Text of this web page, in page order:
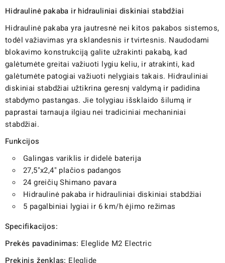
Hidraulinė pakaba ir hidrauliniai diskiniai stabdžiai
Hidraulinė pakaba yra jautresnė nei kitos pakabos sistemos,
todėl važiavimas yra sklandesnis ir tvirtesnis. Naudodami
blokavimo konstrukciją galite užrakinti pakabą, kad
galėtumėte greitai važiuoti lygiu keliu, ir atrakinti, kad
galėtumėte patogiai važiuoti nelygiais takais. Hidrauliniai
diskiniai stabdžiai užtikrina geresnį valdymą ir padidina
stabdymo pastangas. Jie tolygiau išsklaido šilumą ir
paprastai tarnauja ilgiau nei tradiciniai mechaniniai
stabdžiai.
Funkcijos
Galingas variklis ir didelė baterija
27,5"x2,4" plačios padangos
24 greičių Shimano pavara
Hidraulinė pakaba ir hidrauliniai diskiniai stabdžiai
5 pagalbiniai lygiai ir 6 km/h ėjimo režimas
Specifikacijos:
Prekės pavadinimas: Eleglide M2 Electric
Prekinis ženklas: Eleglide